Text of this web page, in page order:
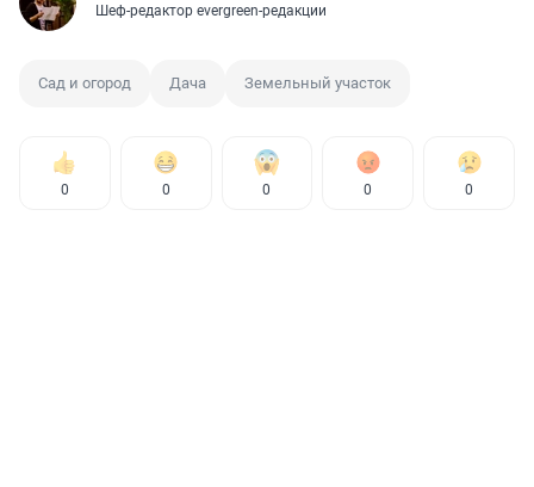
Шеф-редактор evergreen-редакции
Сад и огород Дача Земельный участок
0 0 0 0 0